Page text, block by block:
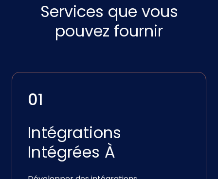
Services que vous
pouvez fournir
01
Intégrations
Intégrées À